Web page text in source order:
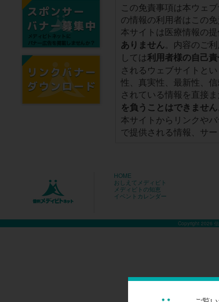
この免責事項は本ウェ
の情報の利用者はこの
本サイトは医療情報の
ありません。内容のご
しては利用者様の自己
されるウェブサイトと
性、真実性、最新性、
されている情報を直接
を負うことはできません
本サイトからリンクや
で提供される情報、サ
HOME
おしえてメディビト
メディビトの知恵
イベントカレンダー
Copyright 2026